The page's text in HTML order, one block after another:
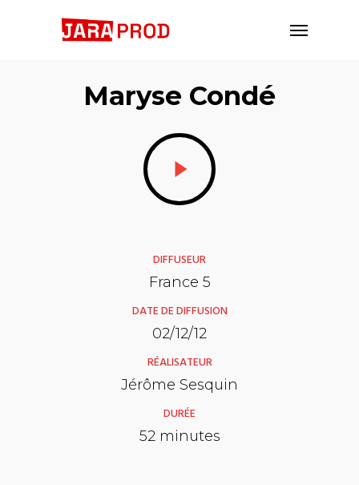
Maryse Condé
DIFFUSEUR
France 5
DATE DE DIFFUSION
02/12/12
RÉALISATEUR
Jérôme Sesquin
DURÉE
52 minutes